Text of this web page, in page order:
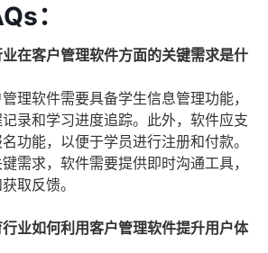
：
在客户管理软件方面的关键需求是什
理软件需要具备学生信息管理功能，
录和学习进度追踪。此外，软件应支
功能，以便于学员进行注册和付款。
需求，软件需要提供即时沟通工具，
取反馈。
业如何利用客户管理软件提升用户体